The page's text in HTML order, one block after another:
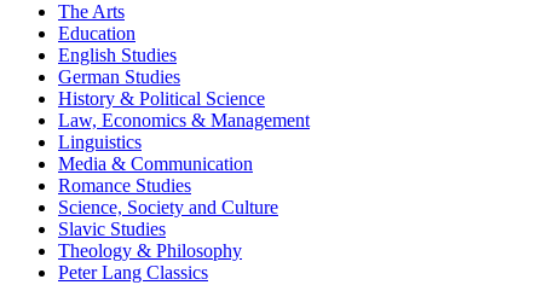
The Arts
Education
English Studies
German Studies
History & Political Science
Law, Economics & Management
Linguistics
Media & Communication
Romance Studies
Science, Society and Culture
Slavic Studies
Theology & Philosophy
Peter Lang Classics